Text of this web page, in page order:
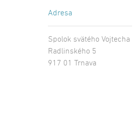
Adresa
Spolok svätého Vojtecha
Radlinského 5
917 01 Trnava